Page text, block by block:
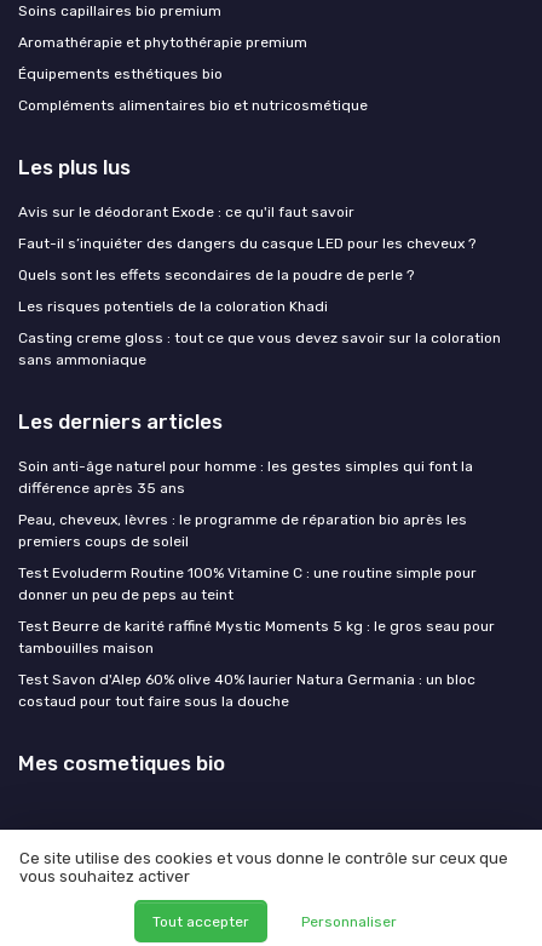
Soins capillaires bio premium
Aromathérapie et phytothérapie premium
Équipements esthétiques bio
Compléments alimentaires bio et nutricosmétique
Les plus lus
Avis sur le déodorant Exode : ce qu'il faut savoir
Faut-il s’inquiéter des dangers du casque LED pour les cheveux ?
Quels sont les effets secondaires de la poudre de perle ?
Les risques potentiels de la coloration Khadi
Casting creme gloss : tout ce que vous devez savoir sur la coloration
sans ammoniaque
Les derniers articles
Soin anti-âge naturel pour homme : les gestes simples qui font la
différence après 35 ans
Peau, cheveux, lèvres : le programme de réparation bio après les
premiers coups de soleil
Test Evoluderm Routine 100% Vitamine C : une routine simple pour
donner un peu de peps au teint
Test Beurre de karité raffiné Mystic Moments 5 kg : le gros seau pour
tambouilles maison
Test Savon d'Alep 60% olive 40% laurier Natura Germania : un bloc
costaud pour tout faire sous la douche
Mes cosmetiques bio
Mentions légales
© Mes cosmetiques bio 2026
Ce site utilise des cookies et vous donne le contrôle sur ceux que
vous souhaitez activer
Tout accepter Personnaliser